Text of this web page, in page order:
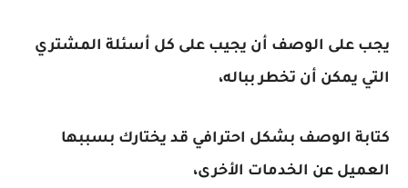
يجب على الوصف أن يجيب على كل أسئلة المشتري
التي يمكن أن تخطر بباله،
كتابة الوصف بشكل احترافي قد يختارك بسببها
العميل عن الخدمات الأخرى،